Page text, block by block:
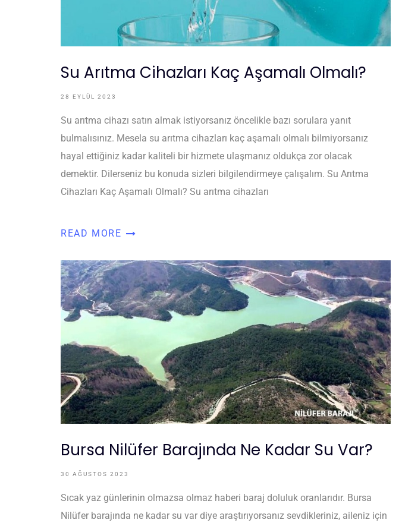
Su Arıtma Cihazları Kaç Aşamalı Olmalı?
28 EYLÜL 2023
Su arıtma cihazı satın almak istiyorsanız öncelikle bazı sorulara yanıt
bulmalısınız. Mesela su arıtma cihazları kaç aşamalı olmalı bilmiyorsanız
hayal ettiğiniz kadar kaliteli bir hizmete ulaşmanız oldukça zor olacak
demektir. Dilerseniz bu konuda sizleri bilgilendirmeye çalışalım. Su Arıtma
Cihazları Kaç Aşamalı Olmalı? Su arıtma cihazları
READ MORE
Bursa Nilüfer Barajında Ne Kadar Su Var?
30 AĞUSTOS 2023
Sıcak yaz günlerinin olmazsa olmaz haberi baraj doluluk oranlarıdır. Bursa
Nilüfer barajında ne kadar su var diye araştırıyorsanız sevdikleriniz, aileniz için